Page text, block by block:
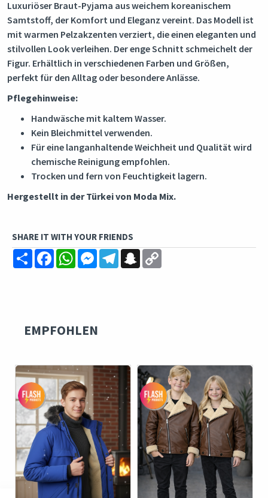
Luxuriöser Braut-Pyjama aus weichem koreanischem
Samtstoff, der Komfort und Eleganz vereint. Das Modell ist
mit warmen Pelzakzenten verziert, die einen eleganten und
stilvollen Look verleihen. Der enge Schnitt schmeichelt der
Figur. Erhältlich in verschiedenen Farben und Größen,
perfekt für den Alltag oder besondere Anlässe.
Pflegehinweise:
Handwäsche mit kaltem Wasser.
Kein Bleichmittel verwenden.
Für eine langanhaltende Weichheit und Qualität wird
chemische Reinigung empfohlen.
Trocken und fern von Feuchtigkeit lagern.
Hergestellt in der Türkei von Moda Mix.
SHARE IT WITH YOUR FRIENDS
ShareFacebookWhatsAppMessengerTelegramSnapchat
EMPFOHLEN